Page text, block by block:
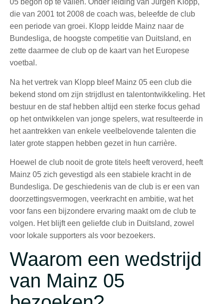
05 begon op te vallen. Onder leiding van Jürgen Klopp,
die van 2001 tot 2008 de coach was, beleefde de club
een periode van groei. Klopp leidde Mainz naar de
Bundesliga, de hoogste competitie van Duitsland, en
zette daarmee de club op de kaart van het Europese
voetbal.
Na het vertrek van Klopp bleef Mainz 05 een club die
bekend stond om zijn strijdlust en talentontwikkeling. Het
bestuur en de staf hebben altijd een sterke focus gehad
op het ontwikkelen van jonge spelers, wat resulteerde in
het aantrekken van enkele veelbelovende talenten die
later grote stappen hebben gezet in hun carrière.
Hoewel de club nooit de grote titels heeft veroverd, heeft
Mainz 05 zich gevestigd als een stabiele kracht in de
Bundesliga. De geschiedenis van de club is er een van
doorzettingsvermogen, veerkracht en ambitie, wat het
voor fans een bijzondere ervaring maakt om de club te
volgen. Het blijft een geliefde club in Duitsland, zowel
voor lokale supporters als voor bezoekers.
Waarom een wedstrijd
van Mainz 05